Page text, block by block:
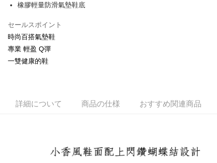
配送方法
付款後萊爾富取貨
橡膠輕量防滑氣墊鞋底
セールスポイント
時尚百搭氣墊鞋
專業 輕盈 Q彈
一雙健康的鞋
詳細について 商品の仕様 おすすめ関連商品